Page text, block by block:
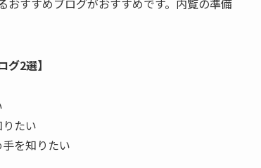
おすすめブログがおすすめです。内覧の準備
2選】
たい
を知りたい